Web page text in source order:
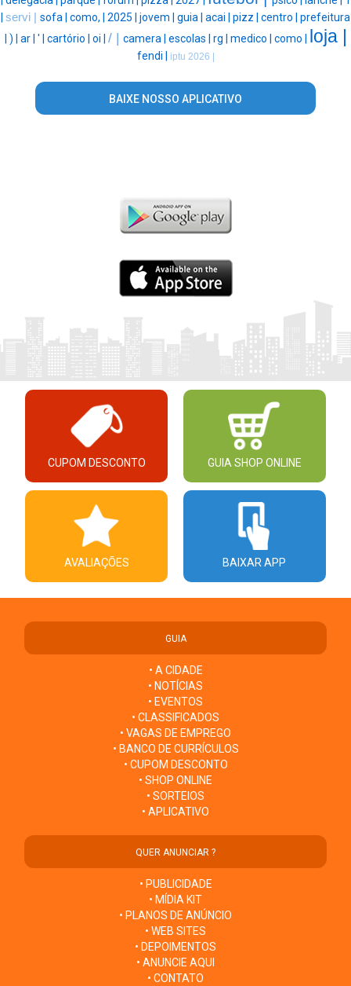
servi | sofa | como, | 2025 | jovem | guia | acai | pizz | centro | prefeitura
) | ar | ' | cartório | oi | / | camera | escolas | rg | medico | como | loja |
fendi | iptu 2026 |
BAIXE NOSSO APLICATIVO
CUPOM DESCONTO GUIA SHOP ONLINE
AVALIAÇÕES BAIXAR APP
GUIA
• A CIDADE
• NOTÍCIAS
• EVENTOS
• CLASSIFICADOS
• VAGAS DE EMPREGO
• BANCO DE CURRÍCULOS
• CUPOM DESCONTO
• SHOP ONLINE
• SORTEIOS
• APLICATIVO
QUER ANUNCIAR ?
• PUBLICIDADE
• MÍDIA KIT
• PLANOS DE ANÚNCIO
• WEB SITES
• DEPOIMENTOS
• ANUNCIE AQUI
• CONTATO